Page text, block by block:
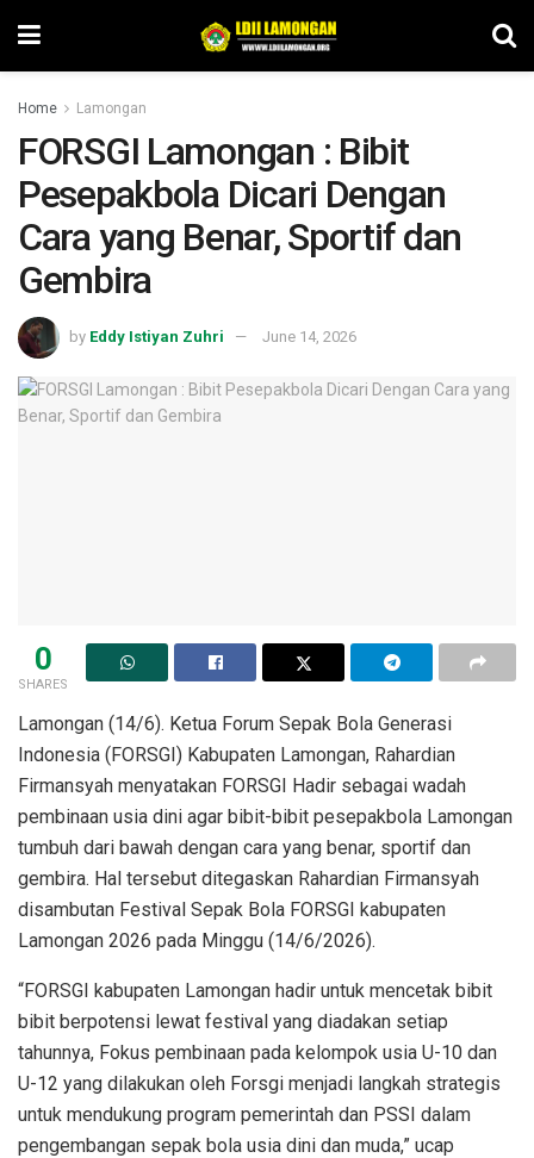
Home Lamongan
FORSGI Lamongan : Bibit
Pesepakbola Dicari Dengan
Cara yang Benar, Sportif dan
Gembira
by Eddy Istiyan Zuhri June 14, 2026
0
SHARES
Lamongan (14/6). Ketua Forum Sepak Bola Generasi
Indonesia (FORSGI) Kabupaten Lamongan, Rahardian
Firmansyah menyatakan FORSGI Hadir sebagai wadah
pembinaan usia dini agar bibit-bibit pesepakbola Lamongan
tumbuh dari bawah dengan cara yang benar, sportif dan
gembira. Hal tersebut ditegaskan Rahardian Firmansyah
disambutan Festival Sepak Bola FORSGI kabupaten
Lamongan 2026 pada Minggu (14/6/2026).
“FORSGI kabupaten Lamongan hadir untuk mencetak bibit
bibit berpotensi lewat festival yang diadakan setiap
tahunnya, Fokus pembinaan pada kelompok usia U-10 dan
U-12 yang dilakukan oleh Forsgi menjadi langkah strategis
untuk mendukung program pemerintah dan PSSI dalam
pengembangan sepak bola usia dini dan muda,” ucap